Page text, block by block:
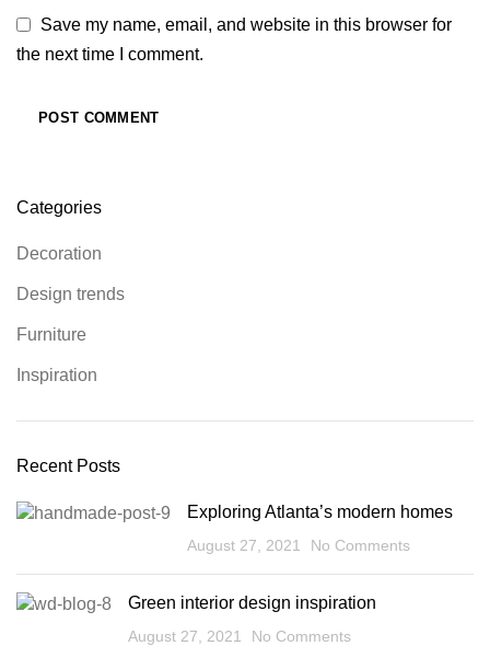
Save my name, email, and website in this browser for
the next time I comment.
Categories
Decoration
Design trends
Furniture
Inspiration
Recent Posts
Exploring Atlanta’s modern homes
August 27, 2021 No Comments
Green interior design inspiration
August 27, 2021 No Comments